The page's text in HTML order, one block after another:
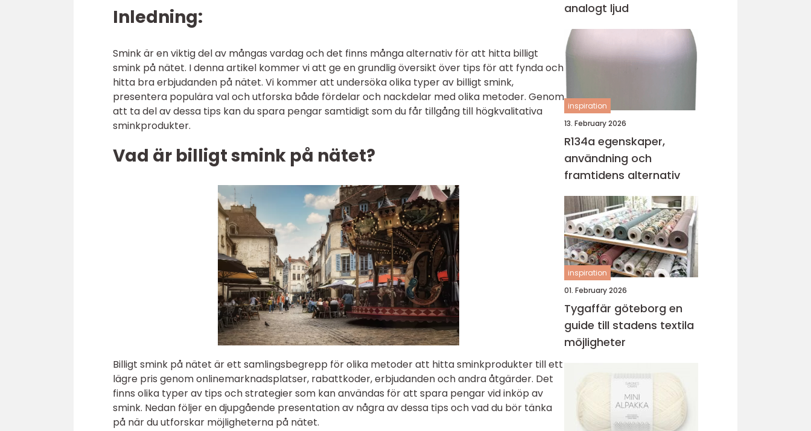
Inledning:
Smink är en viktig del av mångas vardag och det finns många alternativ för att hitta billigt
smink på nätet. I denna artikel kommer vi att ge en grundlig översikt över tips för att fynda och
hitta bra erbjudanden på nätet. Vi kommer att undersöka olika typer av billigt smink,
presentera populära val och utforska både fördelar och nackdelar med olika metoder. Genom
att ta del av dessa tips kan du spara pengar samtidigt som du får tillgång till högkvalitativa
sminkprodukter.
Vad är billigt smink på nätet?
Billigt smink på nätet är ett samlingsbegrepp för olika metoder att hitta sminkprodukter till ett
lägre pris genom onlinemarknadsplatser, rabattkoder, erbjudanden och andra åtgärder. Det
finns olika typer av tips och strategier som kan användas för att spara pengar vid inköp av
smink. Nedan följer en djupgående presentation av några av dessa tips och vad du bör tänka
på när du utforskar möjligheterna på nätet.
analogt ljud
inspiration
13. February 2026
R134a egenskaper,
användning och
framtidens alternativ
inspiration
01. February 2026
Tygaffär göteborg en
guide till stadens textila
möjligheter